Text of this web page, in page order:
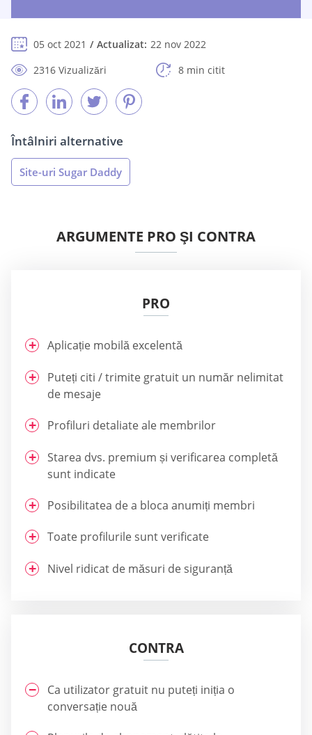
05 oct 2021 Actualizat: 22 nov 2022
2316 Vizualizări
8 min citit
Întâlniri alternative
Site-uri Sugar Daddy
ARGUMENTE PRO ŞI CONTRA
PRO
Aplicație mobilă excelentă
Puteți citi / trimite gratuit un număr nelimitat
de mesaje
Profiluri detaliate ale membrilor
Starea dvs. premium și verificarea completă
sunt indicate
Posibilitatea de a bloca anumiți membri
Toate profilurile sunt verificate
Nivel ridicat de măsuri de siguranță
CONTRA
Ca utilizator gratuit nu puteți iniția o
conversație nouă